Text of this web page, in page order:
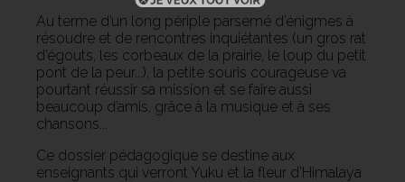
Au terme d’un long périple parsemé d’énigmes à
résoudre et de rencontres inquiétantes (un gros rat
d’égouts, les corbeaux de la prairie, le loup du petit
pont de la peur...), la petite souris courageuse va
pourtant réussir sa mission et se faire aussi
beaucoup d’amis, grâce à la musique et à ses
chansons...
Ce dossier pédagogique se destine aux
enseignants qui verront Yuku et la fleur d’Himalaya